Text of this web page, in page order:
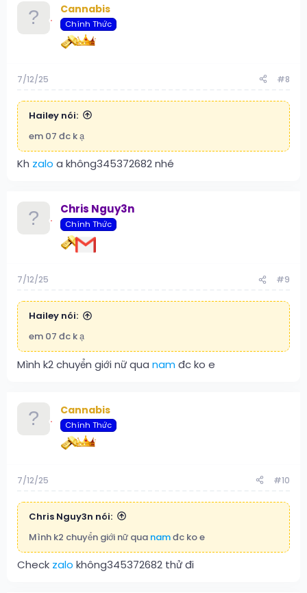
Cannabis
Chính Thức
7/12/25 #8
Hailey nói:
em 07 đc k ạ
Kh zalo a không345372682 nhé
Chris Nguy3n
Chính Thức
7/12/25 #9
Hailey nói:
em 07 đc k ạ
Mình k2 chuyển giới nữ qua namđc ko e
Cannabis
Chính Thức
7/12/25 #10
Chris Nguy3n nói:
Mình k2 chuyển giới nữ qua namđc ko e
Check zalo không345372682 thử đi